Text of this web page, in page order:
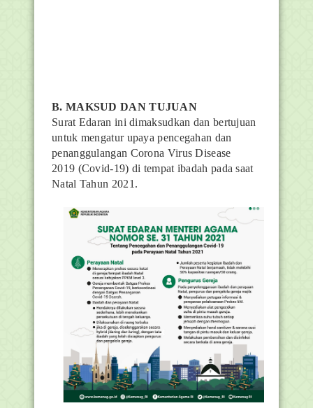
B. MAKSUD DAN TUJUAN
Surat Edaran ini dimaksudkan dan bertujuan
untuk mengatur upaya pencegahan dan
penanggulangan Corona Virus Disease
2019 (Covid-19) di tempat ibadah pada saat
Natal Tahun 2021.